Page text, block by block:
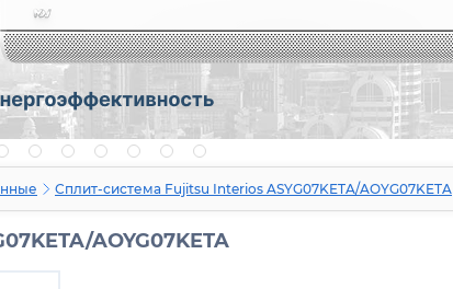
Сплит-система Fujitsu Interios ASYG07KETA/AOYG07KETA
AOYG07KETA